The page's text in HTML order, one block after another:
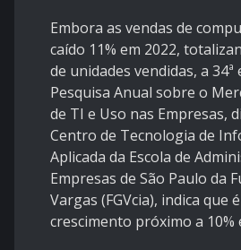
Embora as vendas de
caído 11% em 2022,
de unidades vendidas, a 34ª
Pesquisa Anual sobre o
de TI e Uso nas Empresas,
Centro de Tecnologia de
Aplicada da Escola de
Empresas de São Paulo da
Vargas (FGVcia), indica que
crescimento próximo a 10%